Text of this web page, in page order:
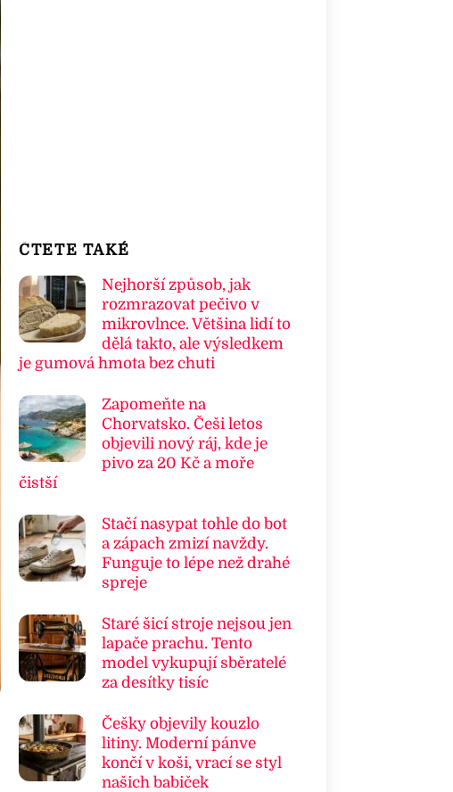
ČTETE TAKÉ
Nejhorší způsob, jak
rozmrazovat pečivo v
mikrovlnce. Většina lidí to
dělá takto, ale výsledkem
je gumová hmota bez chuti
Zapomeňte na
Chorvatsko. Češi letos
objevili nový ráj, kde je
pivo za 20 Kč a moře
čistší
Stačí nasypat tohle do bot
a zápach zmizí navždy.
Funguje to lépe než drahé
spreje
Staré šicí stroje nejsou jen
lapače prachu. Tento
model vykupují sběratelé
za desítky tisíc
Češky objevily kouzlo
litiny. Moderní pánve
končí v koši, vrací se styl
našich babiček